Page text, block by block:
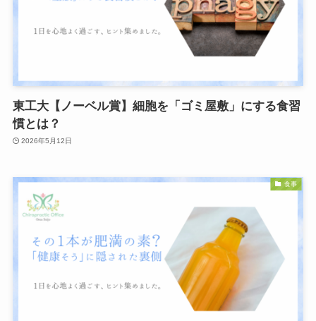
東工大【ノーベル賞】細胞を「ゴミ屋敷」にする食習
慣とは？
2026年5月12日
食事